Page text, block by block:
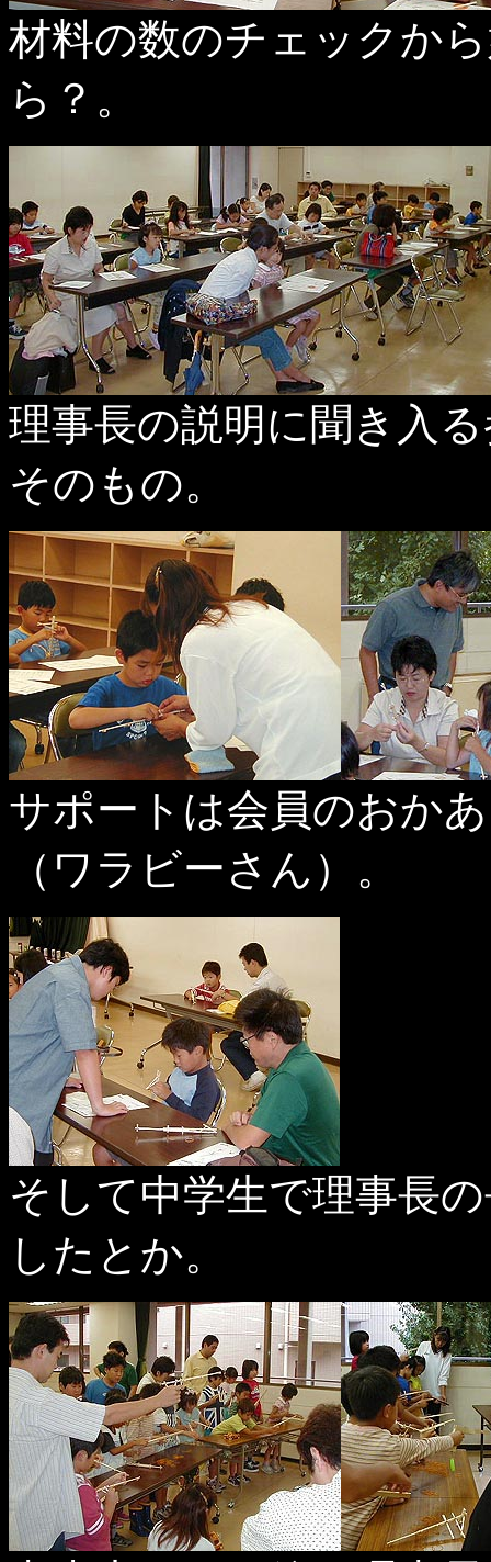
材料の数のチェックか
ら？。
理事長の説明に聞き入
そのもの。
サポートは会員のおか
（ワラビーさん）。
そして中学生で理事長
したとか。